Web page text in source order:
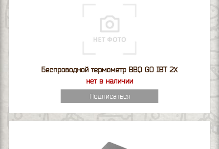
Беспроводной термометр BBQ GO IBT 2X
нет в наличии
Подписаться